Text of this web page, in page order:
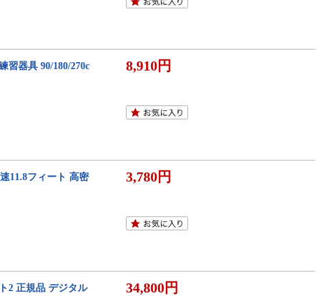
習器具 90/180/270c
8,910円
11.8フィート 高密
3,780円
2 正規品 デジタル
34,800円